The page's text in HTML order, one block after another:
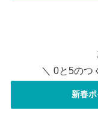
＼ 0と5のつ
新春